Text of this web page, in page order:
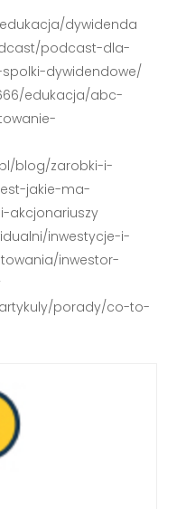
dywidenda
podcast-dla-
dywidendowe/
edukacja/abc-
blog/zarobki-i-
jakie-ma-
akcjonariuszy
inwestycje-i-
inwestor-
porady/co-to-